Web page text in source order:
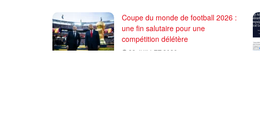
Coupe du monde de football 2026 :
une fin salutaire pour une
compétition délétère
23 JUILLET 2026